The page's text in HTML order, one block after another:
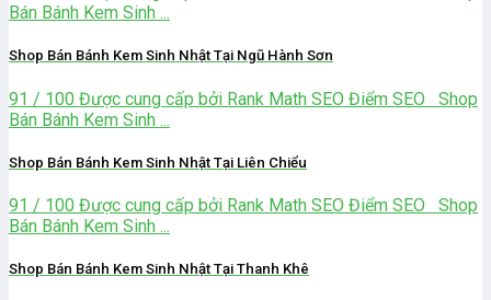
Bán Bánh Kem Sinh ...
Shop Bán Bánh Kem Sinh Nhật Tại Ngũ Hành Sơn
91 / 100 Được cung cấp bởi Rank Math SEO Điểm SEO Shop
Bán Bánh Kem Sinh ...
Shop Bán Bánh Kem Sinh Nhật Tại Liên Chiểu
91 / 100 Được cung cấp bởi Rank Math SEO Điểm SEO Shop
Bán Bánh Kem Sinh ...
Shop Bán Bánh Kem Sinh Nhật Tại Thanh Khê